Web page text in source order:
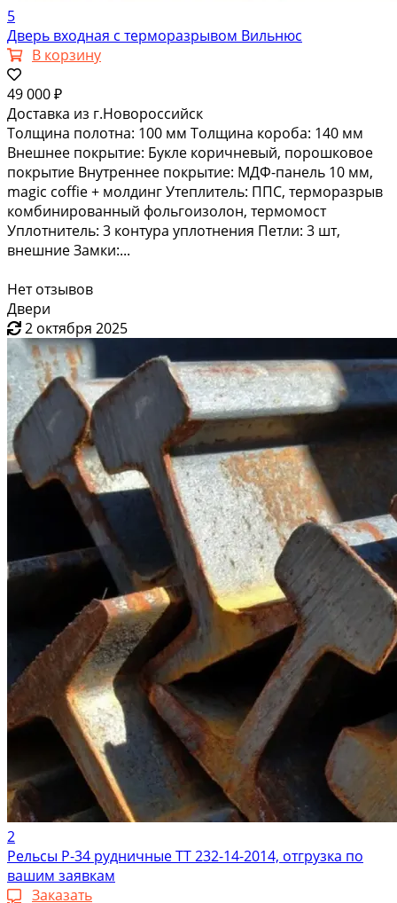
5
Дверь входная с терморазрывом Вильнюс
В корзину
49 000 ₽
Доставка из г.Новороссийск
Толщина полотна: 100 мм Толщина короба: 140 мм
Внешнее покрытие: Букле коричневый, порошковое
покрытие Внутреннее покрытие: МДФ-панель 10 мм,
magic coffie + молдинг Утеплитель: ППС, терморазрыв
комбинированный фольгоизолон, термомост
Уплотнитель: 3 контура уплотнения Петли: 3 шт,
внешние Замки:...
Нет отзывов
Двери
2 октября 2025
2
Рельсы Р-34 рудничные ТТ 232-14-2014, отгрузка по
вашим заявкам
Заказать